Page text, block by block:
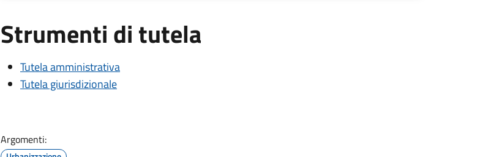
Strumenti di tutela
Tutela amministrativa
Tutela giurisdizionale
Argomenti: